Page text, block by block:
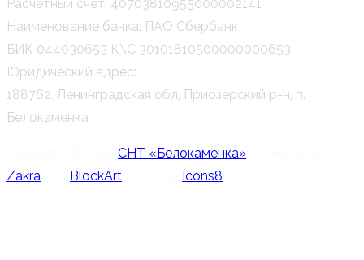
Расчетный счет: 40703810955000002141
Наименование банка: ПАО Сбербанк
БИК 044030653 К\С 30101810500000000653
Юридический адрес:
188762, Ленинградская обл, Приозерский р-н, п.
Белокаменка
СНТ «Белокаменка»
Zakra
BlockArt Icons8